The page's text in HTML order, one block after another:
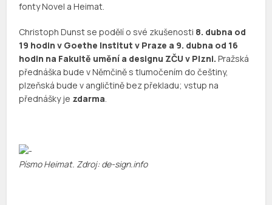
fonty Novel a Heimat.
Christoph Dunst se podělí o své zkušenosti 8. dubna od
19 hodin v Goethe Institut v Praze a 9. dubna od 16
hodin na Fakultě umění a designu ZČU v Plzni.Pražská
přednáška bude v Němčině s tlumočením do češtiny,
plzeňská bude v angličtině bez překladu; vstup na
přednášky je zdarma.
Písmo Heimat. Zdroj: de-sign.info